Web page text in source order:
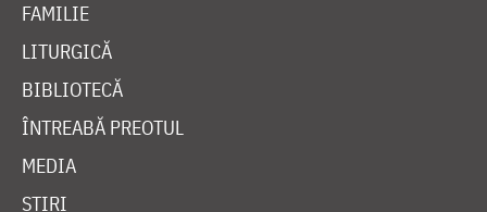
FAMILIE
LITURGICĂ
BIBLIOTECĂ
ÎNTREABĂ PREOTUL
MEDIA
ȘTIRI